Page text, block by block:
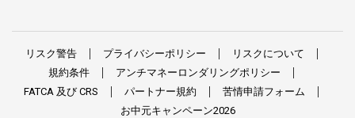
リスク警告 プライバシーポリシー
リスクについて
規約条件
アンチマネーロンダリングポリシー
FATCA 及び CRS パートナー規約 苦情申請フォーム
お中元キャンペーン2026